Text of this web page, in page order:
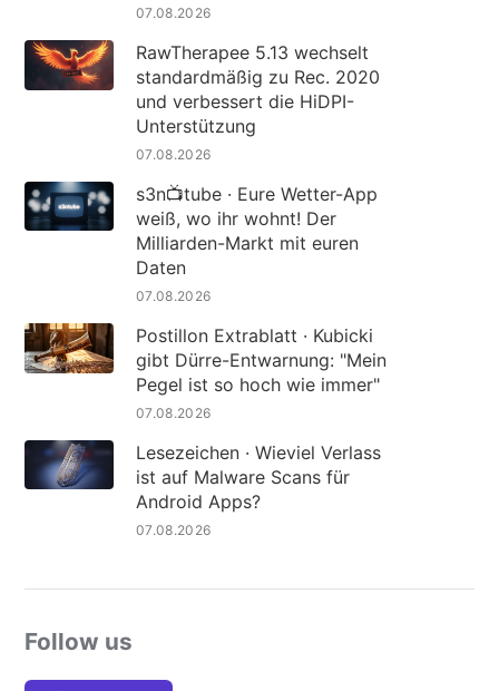
07.08.2026
RawTherapee 5.13 wechselt
standardmäßig zu Rec. 2020
und verbessert die HiDPI-
Unterstützung
07.08.2026
s3n📺tube · Eure Wetter-App
weiß, wo ihr wohnt! Der
Milliarden-Markt mit euren
Daten
07.08.2026
Postillon Extrablatt · Kubicki
gibt Dürre-Entwarnung: "Mein
Pegel ist so hoch wie immer"
07.08.2026
Lesezeichen · Wieviel Verlass
ist auf Malware Scans für
Android Apps?
07.08.2026
Follow us